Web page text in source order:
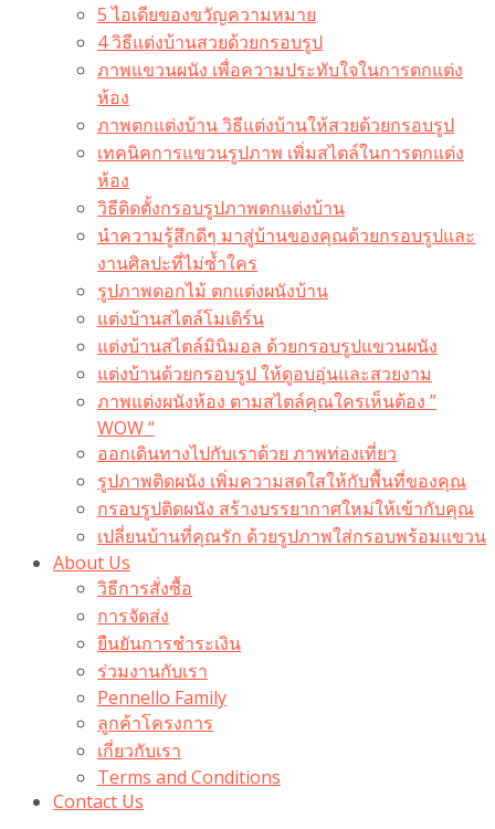
5 ไอเดียของขวัญความหมาย
4 วิธีแต่งบ้านสวยด้วยกรอบรูป
ภาพแขวนผนัง เพื่อความประทับใจในการตกแต่ง
ห้อง
ภาพตกแต่งบ้าน วิธีแต่งบ้านให้สวยด้วยกรอบรูป
เทคนิคการแขวนรูปภาพ เพิ่มสไตล์ในการตกแต่ง
ห้อง
วิธีติดตั้งกรอบรูปภาพตกแต่งบ้าน
นำความรู้สึกดีๆ มาสู่บ้านของคุณด้วยกรอบรูปและ
งานศิลปะที่ไม่ซ้ำใคร
รูปภาพดอกไม้ ตกแต่งผนังบ้าน
แต่งบ้านสไตล์โมเดิร์น
แต่งบ้านสไตล์มินิมอล ด้วยกรอบรูปแขวนผนัง
แต่งบ้านด้วยกรอบรูป ให้ดูอบอุ่นและสวยงาม
ภาพแต่งผนังห้อง ตามสไตล์คุณใครเห็นต้อง ”
WOW “
ออกเดินทางไปกับเราด้วย ภาพท่องเที่ยว
รูปภาพติดผนัง เพิ่มความสดใสให้กับพื้นที่ของคุณ
กรอบรูปติดผนัง สร้างบรรยากาศใหม่ให้เข้ากับคุณ
เปลี่ยนบ้านที่คุณรัก ด้วยรูปภาพใส่กรอบพร้อมแขวน​
About Us
วิธีการสั่งซื้อ
การจัดส่ง
ยืนยันการชำระเงิน
ร่วมงานกับเรา
Pennello Family
ลูกค้าโครงการ
เกี่ยวกับเรา
Terms and Conditions
Contact Us